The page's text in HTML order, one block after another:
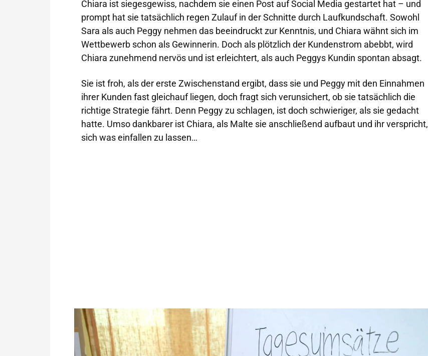
Chiara ist siegesgewiss, nachdem sie einen Post auf Social Media gestartet hat – und
prompt hat sie tatsächlich regen Zulauf in der Schnitte durch Laufkundschaft. Sowohl
Sara als auch Peggy nehmen das beeindruckt zur Kenntnis, und Chiara wähnt sich im
Wettbewerb schon als Gewinnerin. Doch als plötzlich der Kundenstrom abebbt, wird
Chiara zunehmend nervös und ist erleichtert, als auch Peggys Kundin spontan absagt.
Sie ist froh, als der erste Zwischenstand ergibt, dass sie und Peggy mit den Einnahmen
ihrer Kunden fast gleichauf liegen, doch fragt sich verunsichert, ob sie tatsächlich die
richtige Strategie fährt. Denn Peggy zu schlagen, ist doch schwieriger, als sie gedacht
hatte. Umso dankbarer ist Chiara, als Malte sie anschließend aufbaut und ihr verspricht,
sich was einfallen zu lassen…